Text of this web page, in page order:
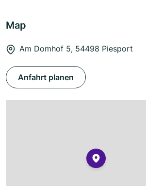
Map
Am Domhof 5, 54498 Piesport
Anfahrt planen